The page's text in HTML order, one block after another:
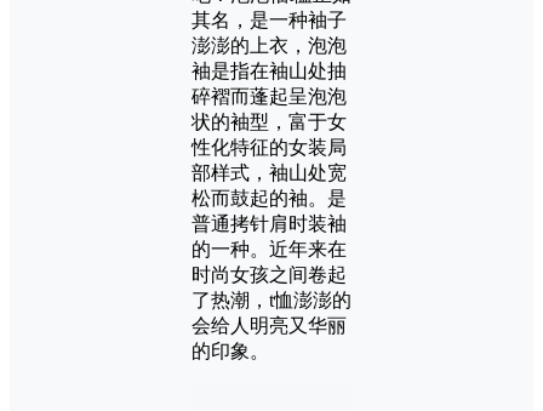
其名，是一种袖子
澎澎的上衣，泡泡
袖是指在袖山处抽
碎褶而蓬起呈泡泡
状的袖型，富于女
性化特征的女装局
部样式，袖山处宽
松而鼓起的袖。是
普通拷针肩时装袖
的一种。近年来在
时尚女孩之间卷起
了热潮，t恤澎澎的
会给人明亮又华丽
的印象。